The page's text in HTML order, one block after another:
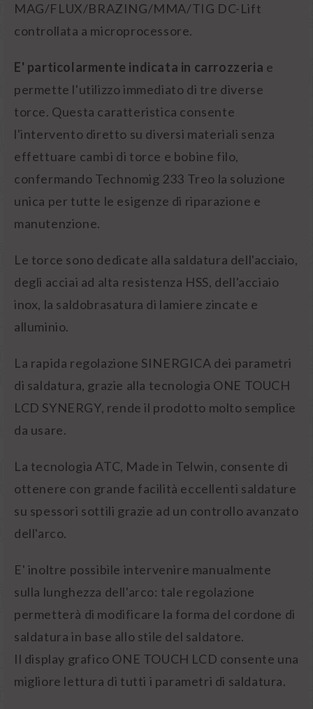
MAG/FLUX/BRAZING/MMA/TIG DC-Lift
controllata a microprocessore.
E' particolarmente indicata in carrozzeria e
permette l'utilizzo immediato di tre diverse
torce. Questa caratteristica consente
l'intervento diretto su diversi materiali senza
effettuare cambi di torce e bobine filo,
confermando Technomig 233 Treo la soluzione
unica per tutte le esigenze di riparazione e
manutenzione.
Le torce sono dedicate alla saldatura dell'acciaio,
degli acciai ad alta resistenza HSS, dell'acciaio
inox, la saldobrasatura di lamiere zincate e
alluminio.
La rapida regolazione SINERGICA dei parametri
di saldatura, grazie alla tecnologia ONE TOUCH
LCD SYNERGY, rende il prodotto molto semplice
da usare.
La tecnologia ATC, Made in Telwin, consente di
ottenere con grande facilità eccellenti saldature
su spessori sottili grazie ad un controllo avanzato
dell'arco.
E' inoltre possibile intervenire manualmente
sulla lunghezza dell'arco: tale regolazione
permetterà di modificare la forma del cordone di
saldatura in base allo stile del saldatore.
Il display grafico ONE TOUCH LCD consente una
migliore lettura di tutti i parametri di saldatura.